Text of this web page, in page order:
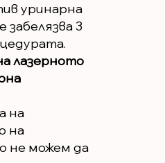
уринарна
3
лазерното
на
на
не можем да